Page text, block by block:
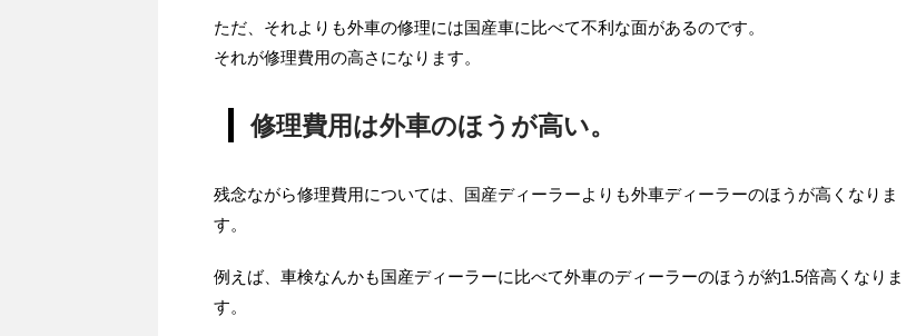
ただ、それよりも外車の修理には国産車に比べて不利な面があるのです。
それが修理費用の高さになります。
修理費用は外車のほうが高い。
残念ながら修理費用については、国産ディーラーよりも外車ディーラーのほうが高くなりま
す。
例えば、車検なんかも国産ディーラーに比べて外車のディーラーのほうが約1.5倍高くなりま
す。